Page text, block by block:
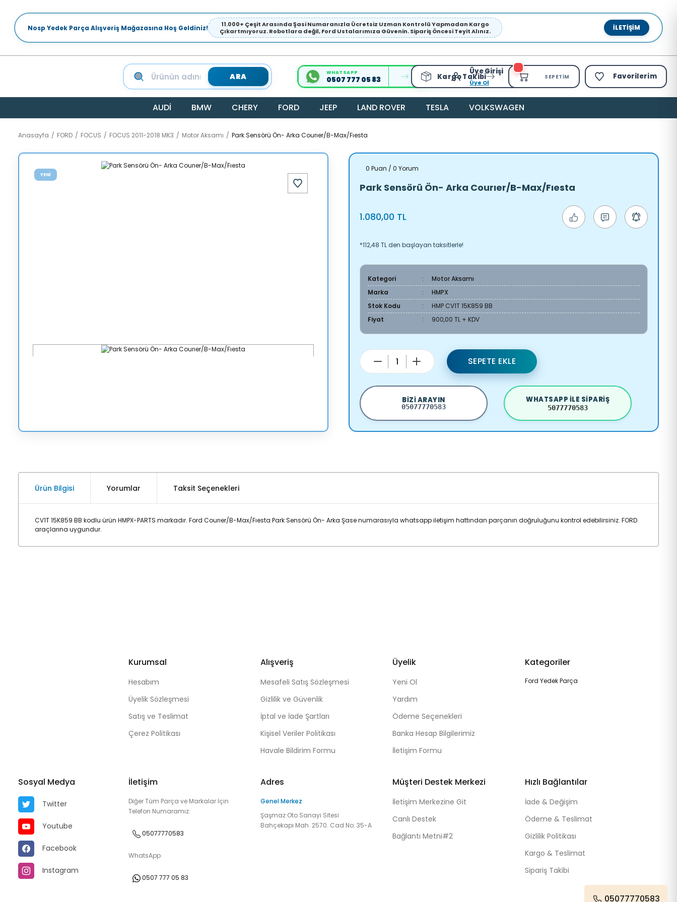
Nosp Yedek Parça Alışveriş Mağazasına Hoş Geldiniz!
11.000+ Çeşit Arasında Şasi Numaranızla Ücretsiz Uzman Kontrolü Yapmadan Kargo
Çıkartmıyoruz. Robotlara değil, Ford Ustalarımıza Güvenin. Sipariş Öncesi Teyit Alınız.
İLETIŞIM
ARA WHATSAPP
0507 777 05 83 Kargo Takibi
Üye Girişi
Üye Ol
SEPETIM Favorilerim
AUDİ BMW CHERY FORD JEEP LAND ROVER TESLA VOLKSWAGEN
Anasayfa FORD FOCUS FOCUS 2011-2018 MK3 Motor Aksamı Park Sensörü Ön- Arka Courıer/B-Max/Fıesta
YENİ
0 Puan / 0 Yorum
Park Sensörü Ön- Arka Courıer/B-Max/Fıesta
1.080,00 TL
*112,48 TL den başlayan taksitlerle!
Kategori
Motor Aksamı
Marka
HMPX
Stok Kodu
HMP CV1T 15K859 BB
Fiyat
900,00 TL + KDV
SEPETE EKLE
BIZI ARAYIN
05077770583
WHATSAPP ILE SIPARIŞ
5077770583
Ürün Bilgisi Yorumlar Taksit Seçenekleri
CV1T 15K859 BB kodlu ürün HMPX-PARTS markadır. Ford Courıer/B-Max/Fıesta Park Sensörü Ön- Arka Şase numarasıyla whatsapp iletişim hattından parçanın doğruluğunu kontrol edebilirsiniz. FORD
araçlarına uygundur.
Kurumsal
Hesabım
Üyelik Sözleşmesi
Satış ve Teslimat
Çerez Politikası
Alışveriş
Mesafeli Satış Sözleşmesi
Gizlilik ve Güvenlik
İptal ve İade Şartları
Kişisel Veriler Politikası
Havale Bildirim Formu
Üyelik
Yeni Ol
Yardım
Ödeme Seçenekleri
Banka Hesap Bilgilerimiz
İletişim Formu
Kategoriler
Ford Yedek Parça
Sosyal Medya
Twitter
Youtube
Facebook
Instagram
İletişim
Diğer Tüm Parça ve Markalar İçin
Telefon Numaramız:
05077770583
WhatsApp
0507 777 05 83
Adres
Genel Merkez
Şaşmaz Oto Sanayi Sitesi
Bahçekapı Mah. 2570. Cad No: 35-A
Müşteri Destek Merkezi
İletişim Merkezine Git
Canlı Destek
Bağlantı Metni#2
Hızlı Bağlantılar
İade & Değişim
Ödeme & Teslimat
Gizlilik Politikası
Kargo & Teslimat
Sipariş Takibi
05077770583